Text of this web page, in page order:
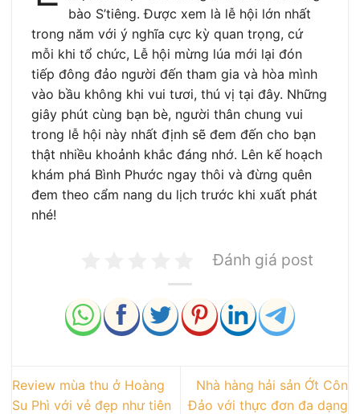
bào S’tiêng. Được xem là lễ hội lớn nhất
trong năm với ý nghĩa cực kỳ quan trọng, cứ
mỗi khi tổ chức, Lễ hội mừng lúa mới lại đón
tiếp đông đảo người đến tham gia và hòa mình
vào bầu không khi vui tươi, thú vị tại đây. Những
giây phút cùng bạn bè, người thân chung vui
trong lễ hội này nhất định sẽ đem đến cho bạn
thật nhiều khoảnh khắc đáng nhớ. Lên kế hoạch
khám phá Bình Phước ngay thôi và đừng quên
đem theo cẩm nang du lịch trước khi xuất phát
nhé!
Đánh giá post
Review mùa thu ở Hoàng
Su Phì với vẻ đẹp như tiên
Nhà hàng hải sản Ớt Côn
Đảo với thực đơn đa dạng